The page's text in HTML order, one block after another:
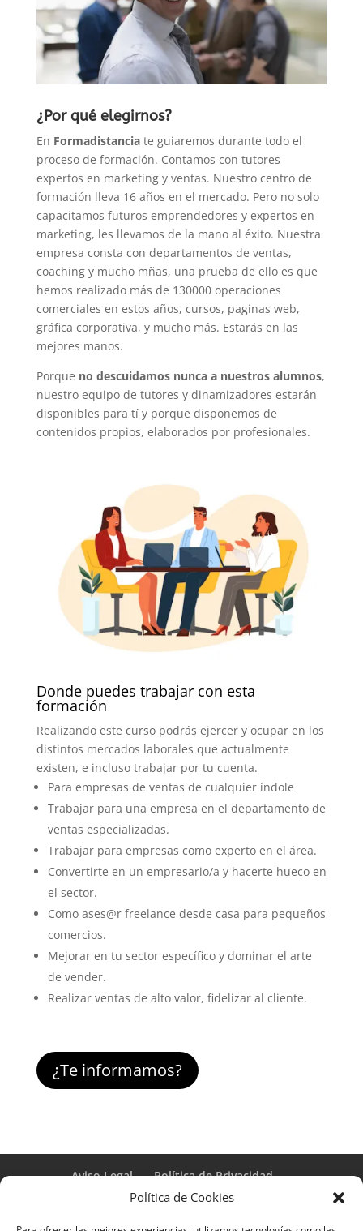
Política de Cookies
¿Por qué elegirnos?
En Formadistanciate guiaremos durante todo el
proceso de formación. Contamos con tutores
expertos en marketing y ventas. Nuestro centro de
formación lleva 16 años en el mercado. Pero no solo
capacitamos futuros emprendedores y expertos en
marketing, les llevamos de la mano al éxito. Nuestra
empresa consta con departamentos de ventas,
coaching y mucho mñas, una prueba de ello es que
hemos realizado más de 130000 operaciones
comerciales en estos años, cursos, paginas web,
gráfica corporativa, y mucho más. Estarás en las
mejores manos.
Porque no descuidamos nunca a nuestros alumnos,
nuestro equipo de tutores y dinamizadores estarán
disponibles para tí y porque disponemos de
contenidos propios, elaborados por profesionales.
Donde puedes trabajar con esta
formación
Realizando este curso podrás ejercer y ocupar en los
distintos mercados laborales que actualmente
existen, e incluso trabajar por tu cuenta.
Para empresas de ventas de cualquier índole
Trabajar para una empresa en el departamento de
ventas especializadas.
Trabajar para empresas como experto en el área.
Convertirte en un empresario/a y hacerte hueco en
el sector.
Como ases@rfreelance desde casa para pequeños
comercios.
Mejorar en tu sector específico y dominar el arte
de vender.
Realizar ventas de alto valor, fidelizar al cliente.
¿Te informamos?
Aviso Legal
Política de Privacidad
Términos y condiciones – Contrato de matrícula